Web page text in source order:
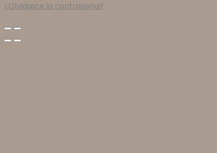
¿Olvidaste la contraseña?